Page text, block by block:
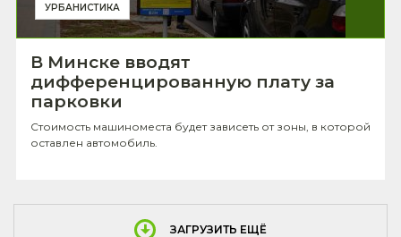
УРБАНИСТИКА
В Минске вводят
дифференцированную плату за
парковки
Стоимость машиноместа будет зависеть от зоны, в которой
оставлен автомобиль.
ЗАГРУЗИТЬ ЕЩЁ